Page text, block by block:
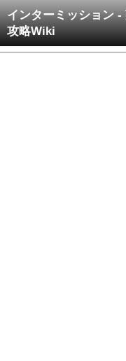
インターミッション
攻略Wiki